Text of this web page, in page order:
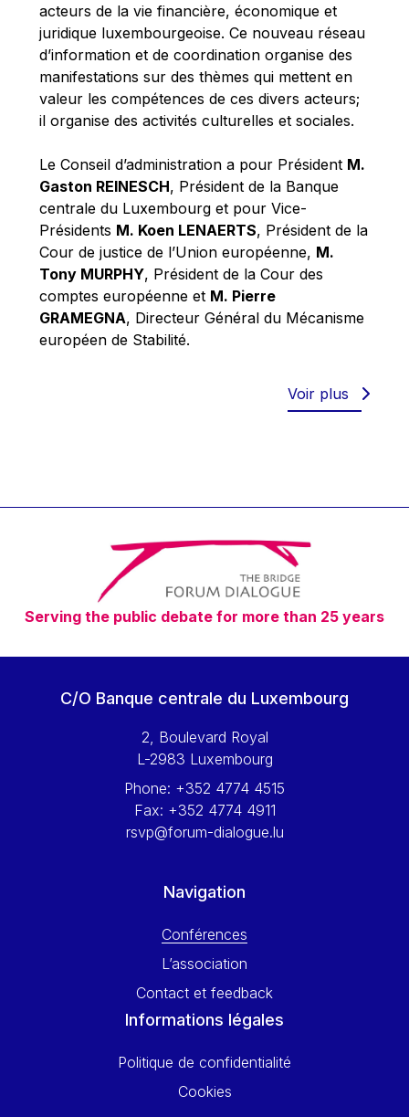
Mireille Delmas-Marty
Nobuo Tanaka
Otmar Issing
Paolo Mengozzi
Paschal Donohoe
Pat Cox
Patrizia Nanz
Philippe Maystadt
Pierre Gramegna
Richard Pelly
Robert Goebbels
Robert REYNDERS
Timothy Radcliffe
Vaclav Klaus
Vassilios Skouris
Vítor Manuel da Silva Caldeira
Viviane Reding
Walter Hagg
Wolfgang Ketterle
Yossi Beillin
Yves FRANCHET
acteurs de la vie financière, économique et
juridique luxembourgeoise. Ce nouveau réseau
d’information et de coordination organise des
manifestations sur des thèmes qui mettent en
valeur les compétences de ces divers acteurs;
il organise des activités culturelles et sociales.
Le Conseil d’administration a pour Président M.
Gaston REINESCH, Président de la Banque
centrale du Luxembourg et pour Vice-
Présidents M. Koen LENAERTS, Président de la
Cour de justice de l’Union européenne, M.
Tony MURPHY, Président de la Cour des
comptes européenne et M. Pierre
GRAMEGNA, Directeur Général du Mécanisme
européen de Stabilité.
Voir plus
Serving the public debate for more than 25 years
C/O Banque centrale du Luxembourg
2, Boulevard Royal
L-2983 Luxembourg
Phone: +352 4774 4515
Fax: +352 4774 4911
rsvp@forum-dialogue.lu
Navigation
Conférences
L’association
Contact et feedback
Informations légales
Politique de confidentialité
Cookies